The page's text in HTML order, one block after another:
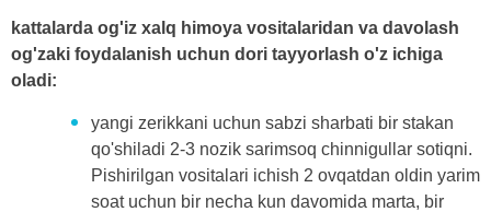
kattalarda og'iz xalq himoya vositalaridan va davolash
og'zaki foydalanish uchun dori tayyorlash o'z ichiga
oladi:
yangi zerikkani uchun sabzi sharbati bir stakan
qo'shiladi 2-3 nozik sarimsoq chinnigullar sotiqni.
Pishirilgan vositalari ichish 2 ovqatdan oldin yarim
soat uchun bir necha kun davomida marta, bir